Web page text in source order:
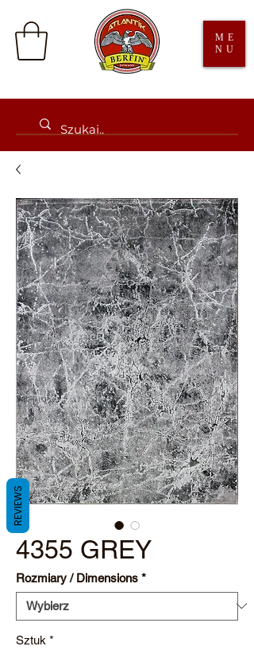
ME
NU
4355 GREY
Rozmiary / Dimensions *
Sztuk *
REVIEWS